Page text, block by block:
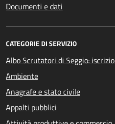
Documenti e dati
CATEGORIE DI SERVIZIO
Albo Scrutatori di Seggio:
Ambiente
Anagrafe e stato civile
Appalti pubblici